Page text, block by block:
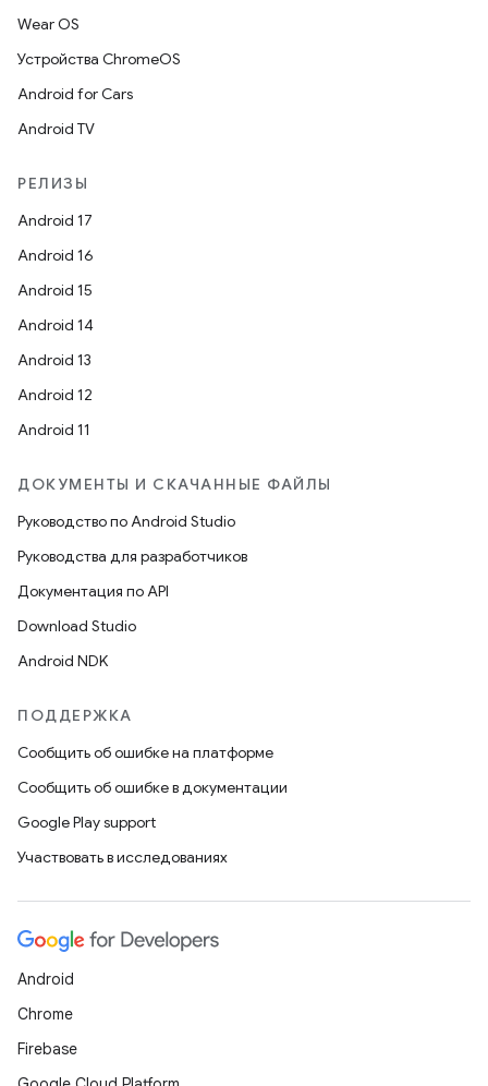
Wear OS
Устройства ChromeOS
Android for Cars
Android TV
РЕЛИЗЫ
Android 17
Android 16
Android 15
Android 14
Android 13
Android 12
Android 11
ДОКУМЕНТЫ И СКАЧАННЫЕ ФАЙЛЫ
Руководство по Android Studio
Руководства для разработчиков
Документация по API
Download Studio
Android NDK
ПОДДЕРЖКА
Сообщить об ошибке на платформе
Сообщить об ошибке в документации
Google Play support
Участвовать в исследованиях
Android
Chrome
Firebase